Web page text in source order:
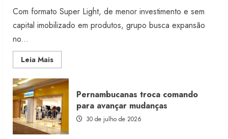
Com formato Super Light, de menor investimento e sem
capital imobilizado em produtos, grupo busca expansão
no...
Leia MaisRead
more
Morena
Rosa
lança
franquia
com
estoque
consignado
Pernambucanas troca comando
para avançar mudanças
30 de julho de 2026